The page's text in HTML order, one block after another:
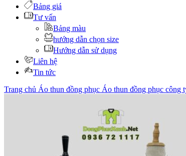
Bảng giá
Tư vấn
Bảng màu
hướng dẫn chọn size
Hướng dẫn sử dụng
Liên hệ
Tin tức
Trang chủ Áo thun đồng phục Áo thun đồng phục công